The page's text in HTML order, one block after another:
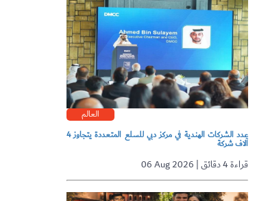
العالم
عدد الشركات الهندية في مركز دبي للسلع المتعددة يتجاوز 4
آلاف شركة
06 Aug 2026 | قراءة 4 دقائق